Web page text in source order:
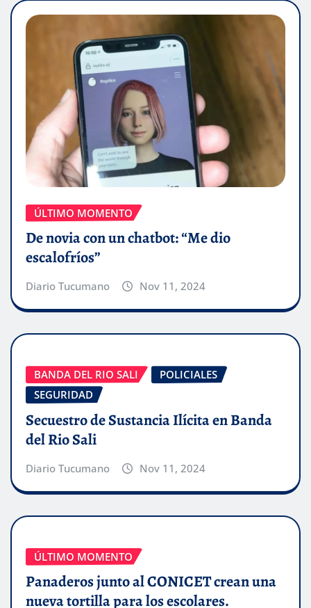
ÚLTIMO MOMENTO
De novia con un chatbot: “Me dio
escalofríos”
Diario Tucumano Nov 11, 2024
BANDA DEL RIO SALI
POLICIALES
SEGURIDAD
Secuestro de Sustancia Ilícita en Banda
del Rio Sali
Diario Tucumano Nov 11, 2024
ÚLTIMO MOMENTO
Panaderos junto al CONICET crean una
nueva tortilla para los escolares.